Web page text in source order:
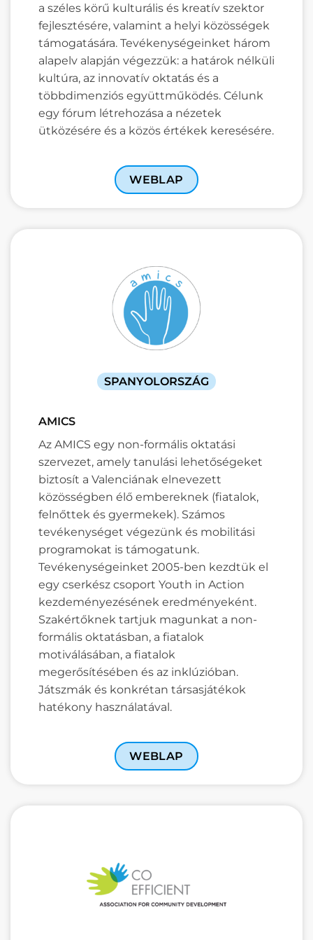
a széles körű kulturális és kreatív szektor
fejlesztésére, valamint a helyi közösségek
támogatására. Tevékenységeinket három
alapelv alapján végezzük: a határok nélküli
kultúra, az innovatív oktatás és a
többdimenziós együttműködés. Célunk
egy fórum létrehozása a nézetek
ütközésére és a közös értékek keresésére.
WEBLAP
SPANYOLORSZÁG
AMICS
Az AMICS egy non-formális oktatási
szervezet, amely tanulási lehetőségeket
biztosít a Valenciának elnevezett
közösségben élő embereknek (fiatalok,
felnőttek és gyermekek). Számos
tevékenységet végezünk és mobilitási
programokat is támogatunk.
Tevékenységeinket 2005-ben kezdtük el
egy cserkész csoport Youth in Action
kezdeményezésének eredményeként.
Szakértőknek tartjuk magunkat a non-
formális oktatásban, a fiatalok
motiválásában, a fiatalok
megerősítésében és az inklúzióban.
Játszmák és konkrétan társasjátékok
hatékony használatával.
WEBLAP